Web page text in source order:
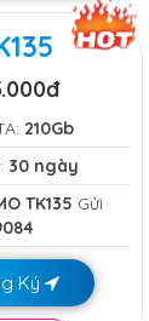
210Gb
30 ngày
TK135 Gửi
Ký